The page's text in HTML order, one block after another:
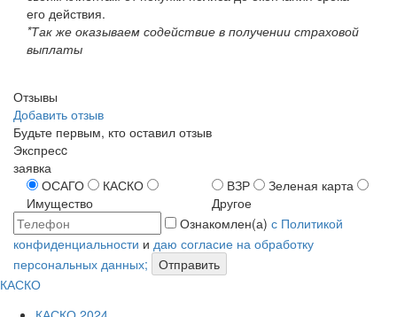
его действия.
*Так же оказываем содействие в получении страховой
выплаты
Отзывы
Добавить отзыв
Будьте первым, кто оставил отзыв
Экспресc
заявка
ОСАГО
КАСКО
Имущество
ВЗР
Зеленая карта
Другое
Ознакомлен(а) с Политикой
конфиденциальности и даю согласие на обработку
персональных данных;
Отправить
КАСКО